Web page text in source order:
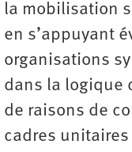
la mobilisation
en s’appuyant
organisations
dans la logique
de raisons de
cadres